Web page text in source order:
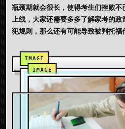
瓶颈期就会很长，使得考生们挫败
上线，大家还需要多多了解家考的
犯规则，那么还有可能导致被判托福